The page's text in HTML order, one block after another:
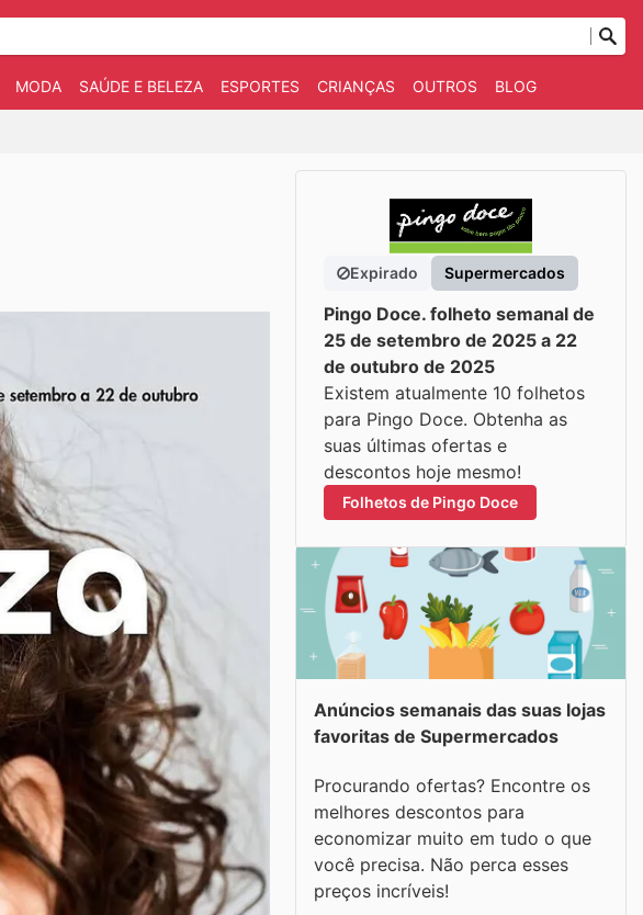
MODA SAÚDE E BELEZA ESPORTES CRIANÇAS OUTROS BLOG
Expirado Supermercados
Pingo Doce. folheto semanal de
25 de setembro de 2025 a 22
de outubro de 2025
Existem atualmente 10 folhetos
para Pingo Doce. Obtenha as
suas últimas ofertas e
descontos hoje mesmo!
Folhetos de Pingo Doce
Anúncios semanais das suas lojas
favoritas de Supermercados
Procurando ofertas? Encontre os
melhores descontos para
economizar muito em tudo o que
você precisa. Não perca esses
preços incríveis!